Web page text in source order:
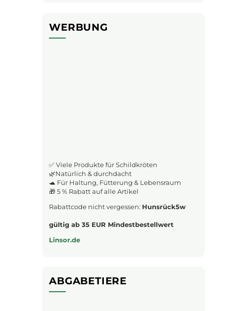
WERBUNG
✅ Viele Produkte für Schildkröten
🌿Natürlich & durchdacht
🐢 Für Haltung, Fütterung & Lebensraum
🎁 5 % Rabatt auf alle Artikel
Rabattcode nicht vergessen: Hunsrück5w
gültig ab 35 EUR Mindestbestellwert
Linsor.de
ABGABETIERE